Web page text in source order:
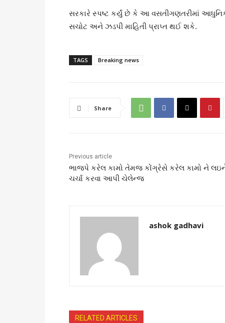
સરકારે સ્પષ્ટ કર્યું છે કે આ વસતીગણતરીમાં
સચોટ અને ઝડપી માહિતી પ્રાપ્ત થઈ શકે.
TAGS Breaking news
Share
Previous article
ભાજપે કરેલ કામો તેમજ કોંગ્રેસે કરેલ કામો ને
ચર્ચા કરવા આપી ચેલેન્જ
ashok gadhavi
RELATED ARTICLES